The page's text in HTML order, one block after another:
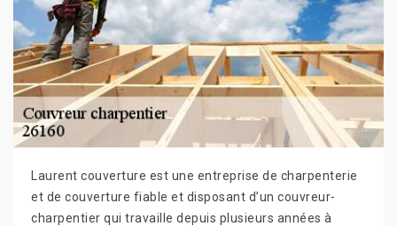
Laurent couverture est une entreprise de charpenterie
et de couverture fiable et disposant d’un couvreur-
charpentier qui travaille depuis plusieurs années à